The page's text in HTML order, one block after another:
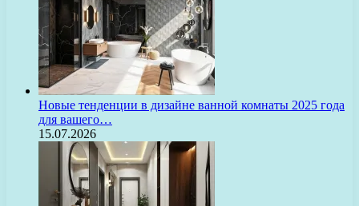
Новые тенденции в дизайне ванной комнаты 2025 года
для вашего…
15.07.2026